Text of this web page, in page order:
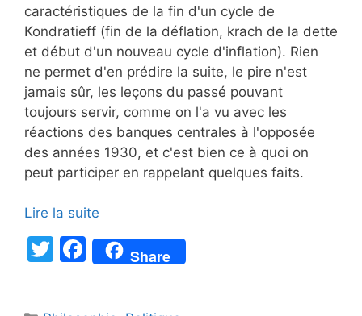
caractéristiques de la fin d'un cycle de
Kondratieff (fin de la déflation, krach de la dette
et début d'un nouveau cycle d'inflation). Rien
ne permet d'en prédire la suite, le pire n'est
jamais sûr, les leçons du passé pouvant
toujours servir, comme on l'a vu avec les
réactions des banques centrales à l'opposée
des années 1930, et c'est bien ce à quoi on
peut participer en rappelant quelques faits.
Lire la suite
T
F
a
Share